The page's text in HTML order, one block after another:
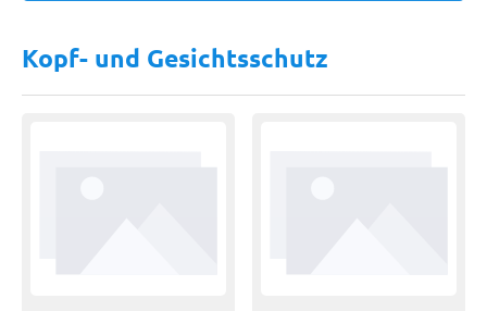
Kopf- und Gesichtsschutz